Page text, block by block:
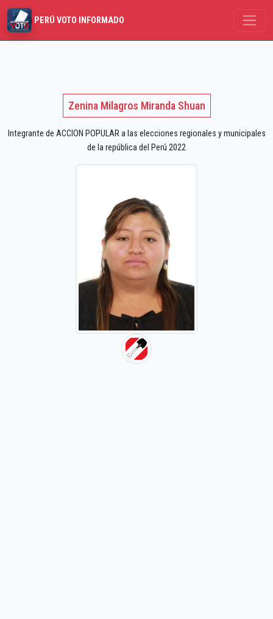
PERÚ VOTO INFORMADO
Zenina Milagros Miranda Shuan
Integrante de ACCION POPULAR a las elecciones regionales y municipales
de la república del Perú 2022